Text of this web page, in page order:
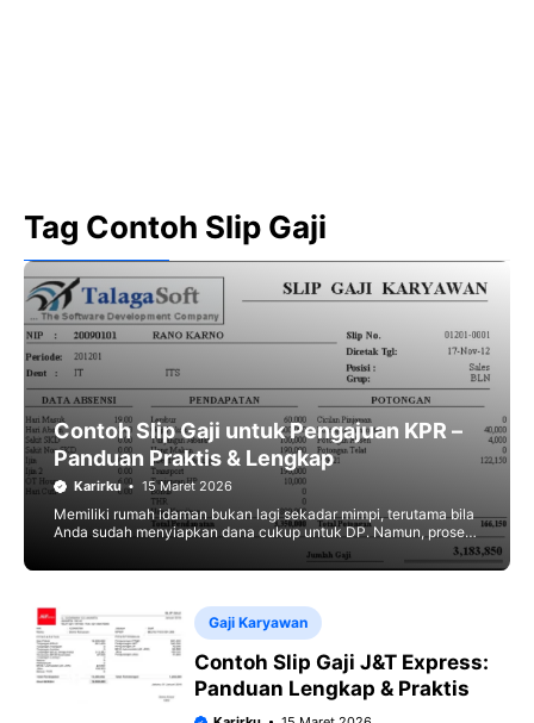
Tag Contoh Slip Gaji
Contoh Slip Gaji untuk Pengajuan KPR –
Panduan Praktis & Lengkap
Karirku 15 Maret 2026
Memiliki rumah idaman bukan lagi sekadar mimpi, terutama bila
Anda sudah menyiapkan dana cukup untuk DP. Namun, proses
pengajuan Kredit Pemilikan Rumah (KPR) tetap memerlukan
Gaji Karyawan
Contoh Slip Gaji J&T Express:
Panduan Lengkap & Praktis